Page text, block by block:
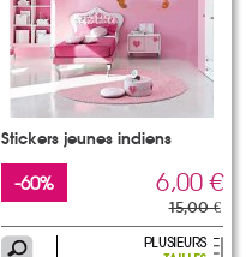
Stickers jeunes indiens
-60% 6,00 €
15,00 €